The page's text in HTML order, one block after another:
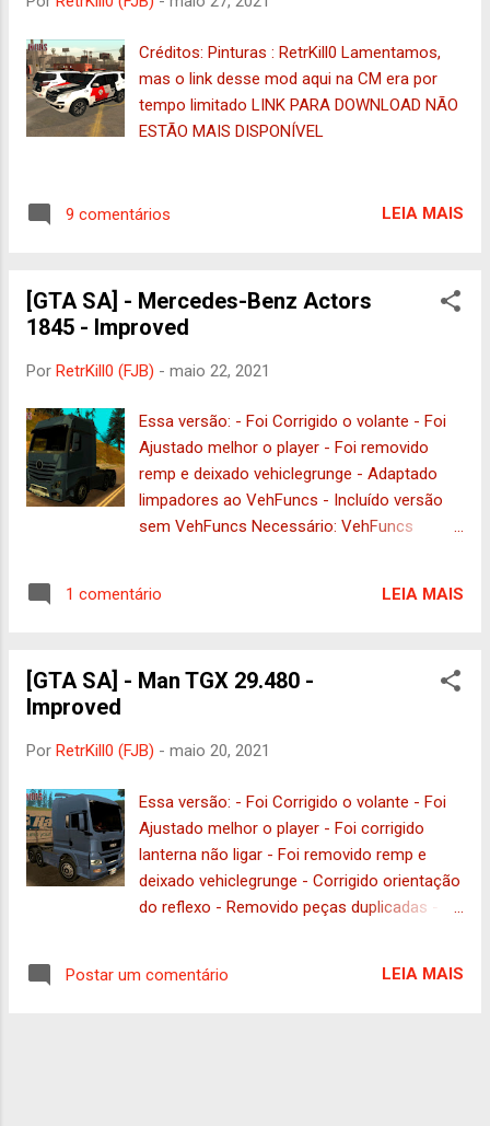
Créditos: Pinturas : RetrKill0 Lamentamos,
mas o link desse mod aqui na CM era por
tempo limitado LINK PARA DOWNLOAD NÃO
ESTÃO MAIS DISPONÍVEL
9 comentários LEIA MAIS
[GTA SA] - Mercedes-Benz Actors
1845 - Improved
Por RetrKill0 (FJB) - maio 22, 2021
Essa versão: - Foi Corrigido o volante - Foi
Ajustado melhor o player - Foi removido
remp e deixado vehiclegrunge - Adaptado
limpadores ao VehFuncs - Incluído versão
sem VehFuncs Necessário: VehFuncs
VEHFUNCS DFF : 678KB | TXD : 150KB
ESSE LINK, NÃO O SEU PRÓPRIO!
1 comentário LEIA MAIS
[GTA SA] - Man TGX 29.480 -
Improved
Por RetrKill0 (FJB) - maio 20, 2021
Essa versão: - Foi Corrigido o volante - Foi
Ajustado melhor o player - Foi corrigido
lanterna não ligar - Foi removido remp e
deixado vehiclegrunge - Corrigido orientação
do reflexo - Removido peças duplicadas -
ao VehFuncs - Incluído versão sem
Postar um comentário LEIA MAIS